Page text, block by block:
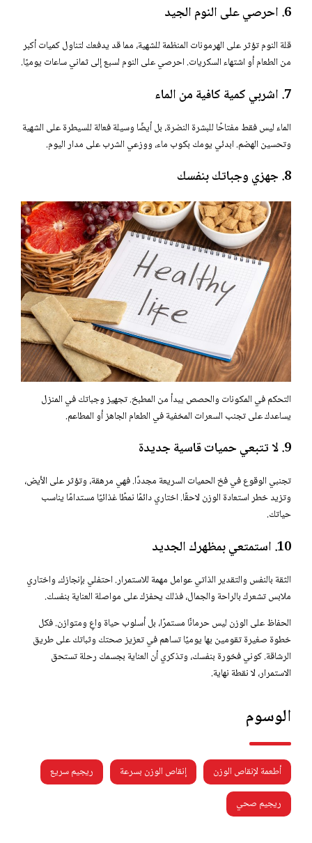
6. احرصي على النوم الجيد
قلة النوم تؤثر على الهرمونات المنظمة للشهية، مما قد يدفعك لتناول كميات أكبر
من الطعام أو اشتهاء السكريات. احرصي على النوم لسبع إلى ثماني ساعات يوميًا.
7. اشربي كمية كافية من الماء
الماء ليس فقط مفتاحًا للبشرة النضرة، بل أيضًا وسيلة فعالة للسيطرة على الشهية
وتحسين الهضم. ابدئي يومك بكوب ماء، ووزعي الشرب على مدار اليوم.
8. جهزي وجباتك بنفسك
التحكم في المكونات والحصص يبدأ من المطبخ. تجهيز وجباتك في المنزل
يساعدك على تجنب السعرات المخفية في الطعام الجاهز أو المطاعم.
9. لا تتبعي حميات قاسية جديدة
تجنبي الوقوع في فخ الحميات السريعة مجددًا. فهي مرهقة، وتؤثر على الأيض،
وتزيد خطر استعادة الوزن لاحقًا. اختاري دائمًا نمطًا غذائيًا مستدامًا يناسب
حياتك.
10. استمتعي بمظهرك الجديد
الثقة بالنفس والتقدير الذاتي عوامل مهمة للاستمرار. احتفلي بإنجازك، واختاري
ملابس تشعرك بالراحة والجمال، فذلك يحفزك على مواصلة العناية بنفسك.
الحفاظ على الوزن ليس حرمانًا مستمرًا، بل أسلوب حياة واعٍ ومتوازن. فكل
خطوة صغيرة تقومين بها يوميًا تساهم في تعزيز صحتك وثباتك على طريق
الرشاقة. كوني فخورة بنفسك، وتذكري أن العناية بجسمك رحلة تستحق
الاستمرار، لا نقطة نهاية.
الوسوم
أطعمة لإنقاص الوزن إنقاص الوزن بسرعة
ريجيم سريع
ريجيم صحي